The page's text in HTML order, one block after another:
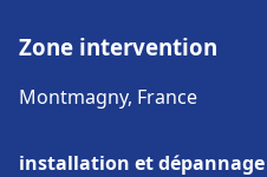
Zone intervention
Montmagny, France
installation et